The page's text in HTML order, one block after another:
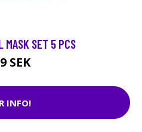
MASK SET 5 PCS
SEK
INFO!